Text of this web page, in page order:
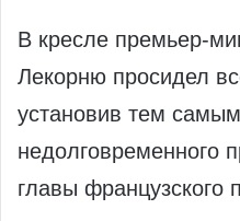
В кресле премьер-
Лекорню просидел
установив тем
недолговременного
главы французского